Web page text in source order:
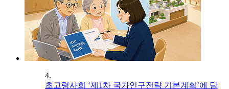
4.
초고령사회 ‘제1차 국가인구전략 기본계획’에 담